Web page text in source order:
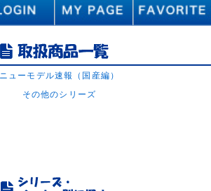
ニューモデル速報（国産編）
その他のシリーズ